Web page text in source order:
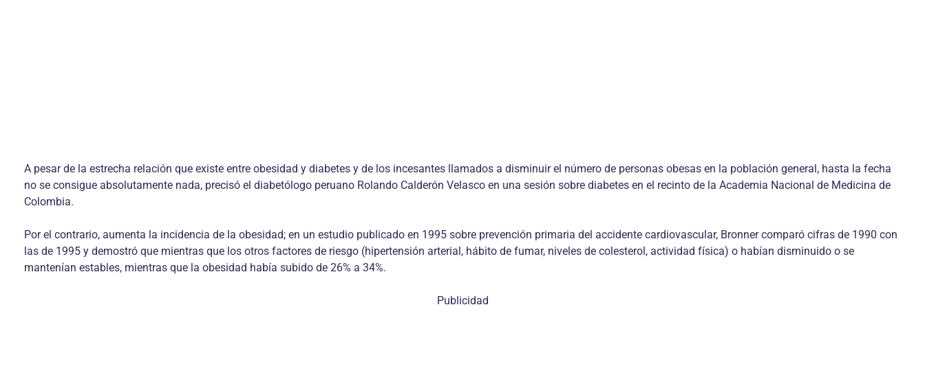
A pesar de la estrecha relación que existe entre obesidad y diabetes y de los incesantes llamados a disminuir el número de personas obesas en la población general, hasta la fecha
no se consigue absolutamente nada, precisó el diabetólogo peruano Rolando Calderón Velasco en una sesión sobre diabetes en el recinto de la Academia Nacional de Medicina de
Colombia.
Por el contrario, aumenta la incidencia de la obesidad; en un estudio publicado en 1995 sobre prevención primaria del accidente cardiovascular, Bronner comparó cifras de 1990 con
las de 1995 y demostró que mientras que los otros factores de riesgo (hipertensión arterial, hábito de fumar, niveles de colesterol, actividad física) o habían disminuido o se
mantenían estables, mientras que la obesidad había subido de 26% a 34%.
Publicidad